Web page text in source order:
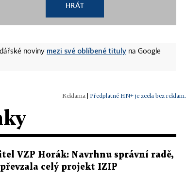
HRÁT
noviny mezi své oblíbené tituly na Google
| Předplatné HN+ je zcela bez reklam.
VZP Horák: Navrhnu správní radě,
celý projekt IZIP